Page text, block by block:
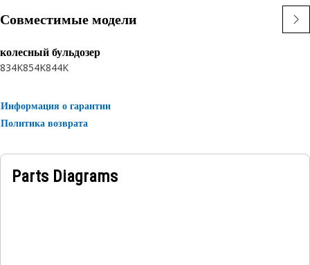
Совместимые модели
колесный бульдозер
834K854K844K
Информация о гарантии
Политика возврата
Parts Diagrams